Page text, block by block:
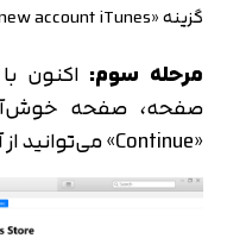
گزینه «Create a new account iTunes» را انتخاب کنید
مرحله سوم: اکنون
صفحه، صفحه
«Continue» می‌توانید از آن عبور کنید.